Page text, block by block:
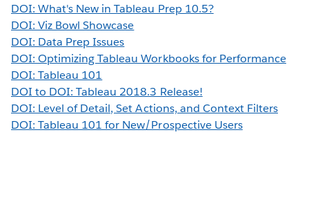
DOI: What's New in Tableau Prep 10.5?
DOI: Viz Bowl Showcase
DOI: Data Prep Issues
DOI: Optimizing Tableau Workbooks for Performance
DOI: Tableau 101
DOI to DOI: Tableau 2018.3 Release!
DOI: Level of Detail, Set Actions, and Context Filters
DOI: Tableau 101 for New/Prospective Users